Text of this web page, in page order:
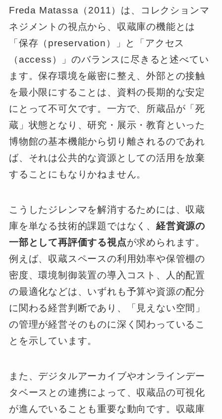
Freda Matassa（2011）は、コレクションマ
ネジメントの視点から、収蔵庫の機能とは
「保存（preservation）」と「アクセス
（access）」のバランスに尽きると述べてい
ます。保存環境を厳密に整え、外部との接触
を最小限にすることは、資料の長期的な安定
にとって不可欠です。一方で、所蔵品が「死
蔵」状態となり、研究・展示・教育といった
博物館の基本機能から切り離されるのであれ
ば、それは公共的な資源としての活用を放棄
することにもなりかねません。
こうしたジレンマを解消するためには、収蔵
庫を単なる技術的課題ではなく、経営資源の
一部として再評価する視点が求められます。
例えば、収蔵スペースの利用効率や保管棚の
密度、環境制御装置の導入コスト、人的配置
の最適化などは、いずれも予算や資源の配分
に関わる経営判断であり、「見えない空間」
の管理が経営そのものに深く関わっているこ
とを示しています。
また、デジタルアーカイブやオンラインデー
タベースとの連携によって、収蔵品の可視化
が進んでいることも重要な動向です。収蔵庫